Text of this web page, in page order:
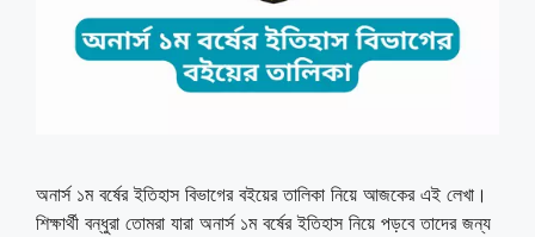
অনার্স ১ম বর্ষের ইতিহাস বিভাগের বইয়ের তালিকা নিয়ে আজকের এই লেখা।
শিক্ষার্থী বন্ধুরা তোমরা যারা অনার্স ১ম বর্ষের ইতিহাস নিয়ে পড়বে তাদের জন্য